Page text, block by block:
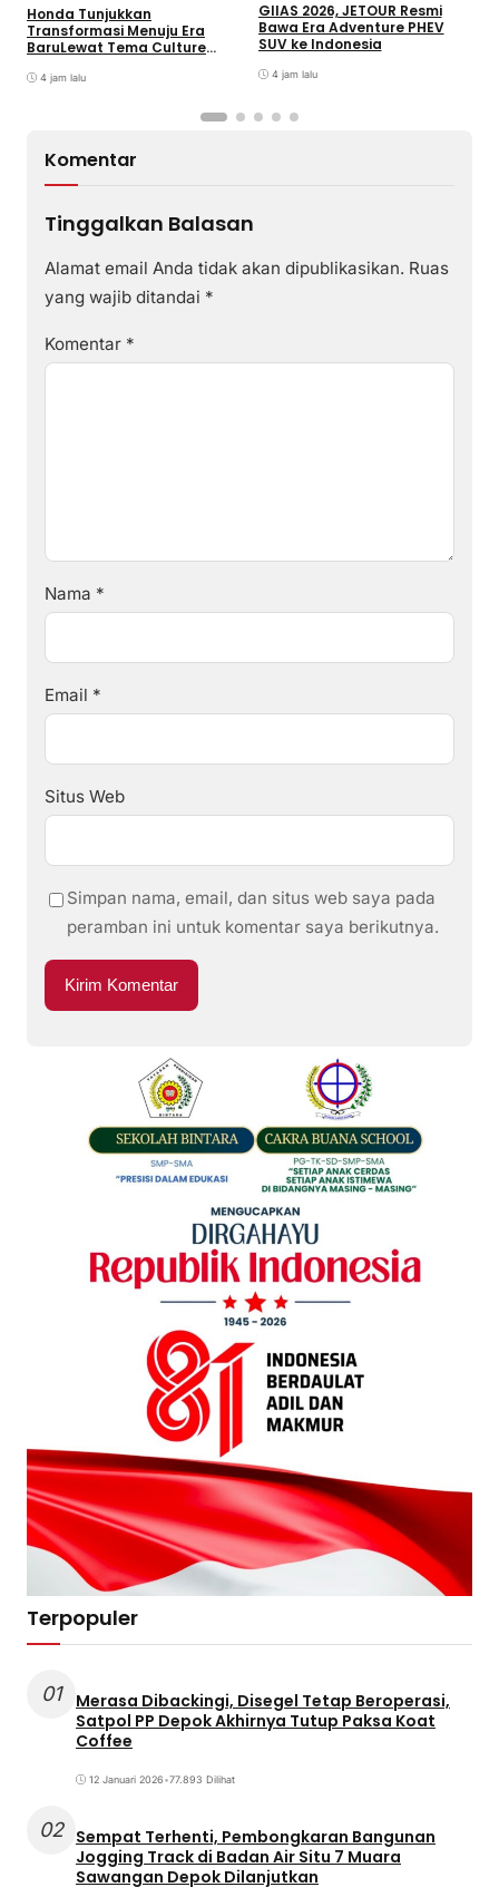
Honda Tunjukkan
Transformasi Menuju Era
BaruLewat Tema Culture
4 jam lalu
GIIAS 2026, JETOUR Resmi
Bawa Era Adventure PHEV
SUV ke Indonesia
4 jam lalu
Komentar
Tinggalkan Balasan
Alamat email Anda tidak akan dipublikasikan. Ruas
yang wajib ditandai *
Komentar *
Nama *
Email *
Situs Web
Simpan nama, email, dan situs web saya pada
peramban ini untuk komentar saya berikutnya.
Terpopuler
01
Merasa Dibackingi, Disegel Tetap Beroperasi,
Satpol PP Depok Akhirnya Tutup Paksa Koat
Coffee
12 Januari 2026•77.893 Dilihat
02 Sempat Terhenti, Pembongkaran Bangunan
Jogging Track di Badan Air Situ 7 Muara
Sawangan Depok Dilanjutkan